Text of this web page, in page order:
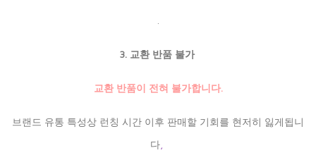
.
3. 교환 반품 불가
교환 반품이 전혀 불가합니다.
브랜드 유통 특성상 런칭 시간 이후 판매할 기회를 현저히 잃게됩니
다,